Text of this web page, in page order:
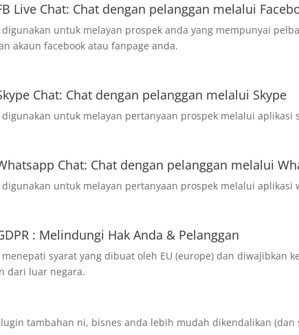
Live Chat: Chat dengan pelanggan melalui
untuk melayan prospek anda yang mempunyai
akaun facebook atau fanpage anda.
Chat: Chat dengan pelanggan melalui Skype
untuk melayan pertanyaan prospek melalui aplikasi
Chat: Chat dengan pelanggan melalui
untuk melayan pertanyaan prospek melalui aplikasi
: Melindungi Hak Anda & Pelanggan
syarat yang dibuat oleh EU (europe) dan diwajibkan
dari luar negara.
tambahan ni, bisnes anda lebih mudah dikendalikan